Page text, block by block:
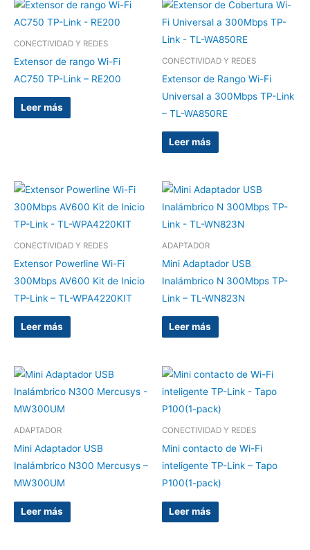
CONECTIVIDAD Y REDES
Extensor de rango Wi-Fi
AC750 TP-Link – RE200
Leer más
CONECTIVIDAD Y REDES
Extensor de Rango Wi-Fi
Universal a 300Mbps TP-Link
– TL-WA850RE
Leer más
CONECTIVIDAD Y REDES
Extensor Powerline Wi-Fi
300Mbps AV600 Kit de Inicio
TP-Link – TL-WPA4220KIT
Leer más
ADAPTADOR
Mini Adaptador USB
Inalámbrico N 300Mbps TP-
Link – TL-WN823N
Leer más
ADAPTADOR
Mini Adaptador USB
Inalámbrico N300 Mercusys –
MW300UM
Leer más
CONECTIVIDAD Y REDES
Mini contacto de Wi-Fi
inteligente TP-Link – Tapo
P100(1-pack)
Leer más